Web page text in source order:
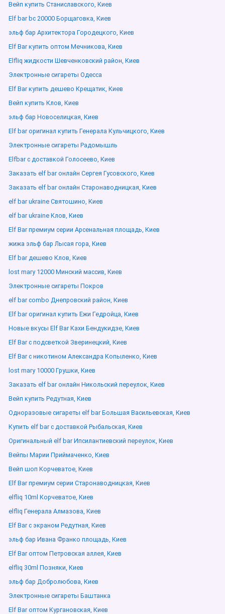
Вейп купить Станиславского, Киев
Elf bar bc 20000 Борщаговка, Киев
эльф бар Архитектора Городецкого, Киев
Elf Bar купить оптом Мечникова, Киев
Elfliq жидкости Шевченковский район, Киев
Электронные сигареты Одесса
Elf Bar купить дешево Крещатик, Киев
Вейп купить Клов, Киев
эльф бар Новоселицкая, Киев
Elf bar оригинал купить Генерала Кульчицкого, Киев
Электронные сигареты Радомышль
Elfbar с доставкой Голосеево, Киев
Заказать elf bar онлайн Сергея Гусовского, Киев
Заказать elf bar онлайн Старонаводницкая, Киев
elf bar ukraine Святошино, Киев
elf bar ukraine Клов, Киев
Elf Bar премиум серии Арсенальная площадь, Киев
жижа эльф бар Лысая гора, Киев
Elf bar дешево Клов, Киев
lost mary 12000 Минский массив, Киев
Электронные сигареты Покров
elf bar combo Днепровский район, Киев
Elf bar оригинал купить Ежи Гедройца, Киев
Новые вкусы Elf Bar Кахи Бендукидзе, Киев
Elf Bar с подсветкой Зверинецкий, Киев
Elf Bar с никотином Александра Копыленко, Киев
lost mary 10000 Грушки, Киев
Заказать elf bar онлайн Никольский переулок, Киев
Вейп купить Редутная, Киев
Одноразовые сигареты elf bar Большая Васильевская, Киев
Купить elf bar с доставкой Рыбальская, Киев
Оригинальный elf bar Ипсилантиевский переулок, Киев
Вейпы Марии Приймаченко, Киев
Вейп шоп Корчеватое, Киев
Elf Bar премиум серии Старонаводницкая, Киев
elfliq 10ml Корчеватое, Киев
elfliq Генерала Алмазова, Киев
Elf Bar с экраном Редутная, Киев
эльф бар Ивана Франко площадь, Киев
Elf Bar оптом Петровская аллея, Киев
elfliq 30ml Позняки, Киев
эльф бар Добролюбова, Киев
Электронные сигареты Баштанка
Elf Bar оптом Кургановская, Киев